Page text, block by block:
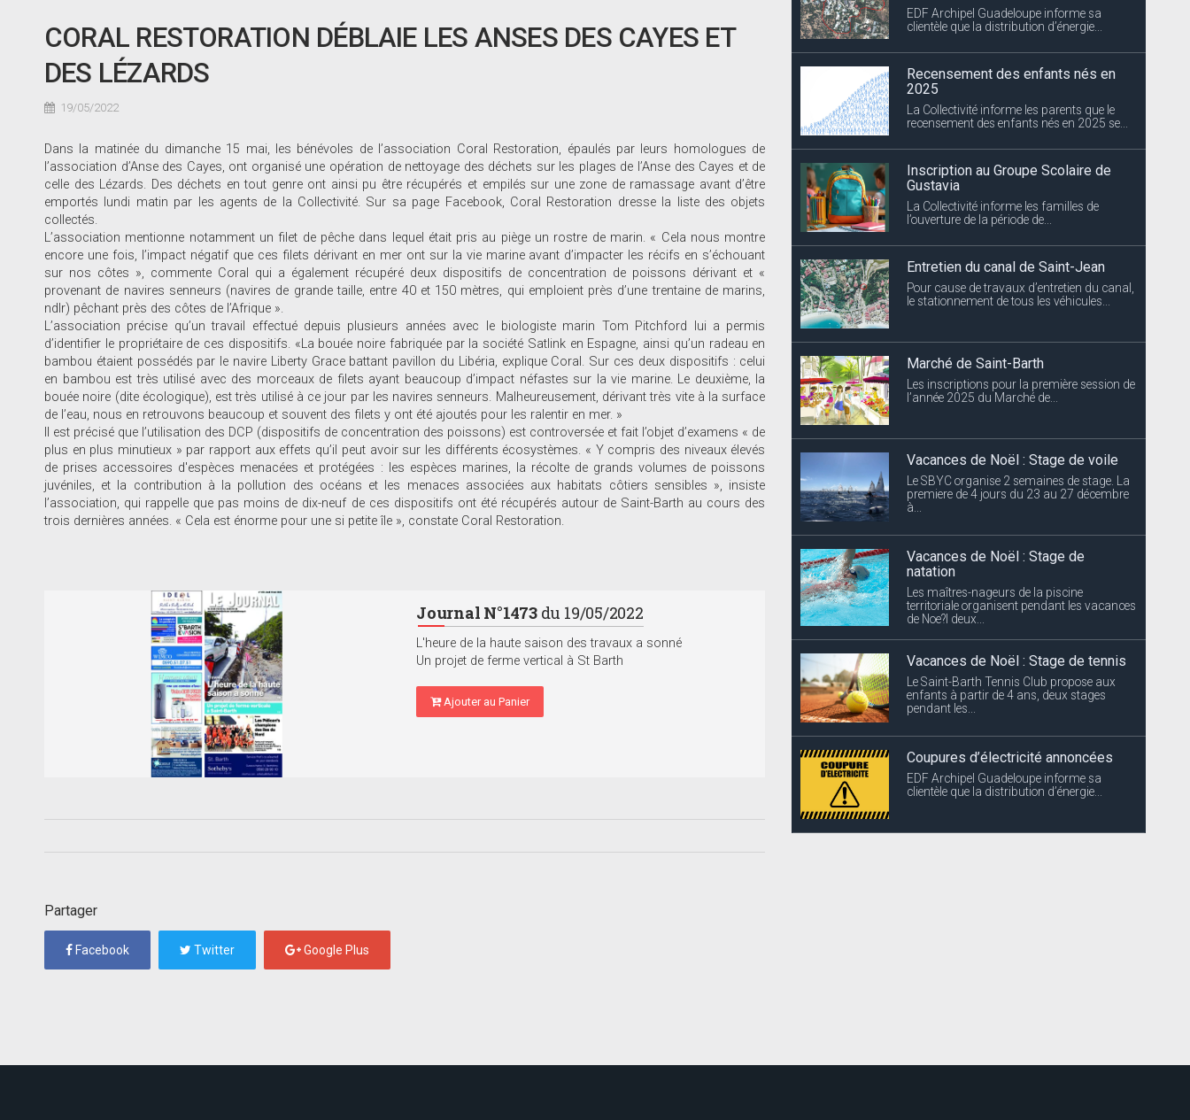
CORAL RESTORATION DÉBLAIE LES ANSES DES CAYES ET
DES LÉZARDS
19/05/2022
Dans la matinée du dimanche 15 mai, les bénévoles de l’association Coral Restoration, épaulés par leurs homologues de
l’association d’Anse des Cayes, ont organisé une opération de nettoyage des déchets sur les plages de l’Anse des Cayes et de
celle des Lézards. Des déchets en tout genre ont ainsi pu être récupérés et empilés sur une zone de ramassage avant d’être
emportés lundi matin par les agents de la Collectivité. Sur sa page Facebook, Coral Restoration dresse la liste des objets
collectés.
L’association mentionne notamment un filet de pêche dans lequel était pris au piège un rostre de marin. « Cela nous montre
encore une fois, l’impact négatif que ces filets dérivant en mer ont sur la vie marine avant d’impacter les récifs en s’échouant
sur nos côtes », commente Coral qui a également récupéré deux dispositifs de concentration de poissons dérivant et «
provenant de navires senneurs (navires de grande taille, entre 40 et 150 mètres, qui emploient près d’une trentaine de marins,
ndlr) pêchant près des côtes de l’Afrique ».
L’association précise qu’un travail effectué depuis plusieurs années avec le biologiste marin Tom Pitchford lui a permis
d’identifier le propriétaire de ces dispositifs. «La bouée noire fabriquée par la société Satlink en Espagne, ainsi qu’un radeau en
bambou étaient possédés par le navire Liberty Grace battant pavillon du Libéria, explique Coral. Sur ces deux dispositifs : celui
en bambou est très utilisé avec des morceaux de filets ayant beaucoup d’impact néfastes sur la vie marine. Le deuxième, la
bouée noire (dite écologique), est très utilisé à ce jour par les navires senneurs. Malheureusement, dérivant très vite à la surface
de l’eau, nous en retrouvons beaucoup et souvent des filets y ont été ajoutés pour les ralentir en mer. »
Il est précisé que l’utilisation des DCP (dispositifs de concentration des poissons) est controversée et fait l’objet d’examens « de
plus en plus minutieux » par rapport aux effets qu’il peut avoir sur les différents écosystèmes. « Y compris des niveaux élevés
de prises accessoires d'espèces menacées et protégées : les espèces marines, la récolte de grands volumes de poissons
juvéniles, et la contribution à la pollution des océans et les menaces associées aux habitats côtiers sensibles », insiste
l’association, qui rappelle que pas moins de dix-neuf de ces dispositifs ont été récupérés autour de Saint-Barth au cours des
trois dernières années. « Cela est énorme pour une si petite île », constate Coral Restoration.
Journal N°1473du 19/05/2022
L'heure de la haute saison des travaux a sonné
Un projet de ferme vertical à St Barth
Ajouter au Panier
Partager
Facebook Twitter Google Plus
EDF Archipel Guadeloupe informe sa
clientèle que la distribution d’énergie...
Recensement des enfants nés en
2025
La Collectivité informe les parents que le
recensement des enfants nés en 2025 se...
Inscription au Groupe Scolaire de
Gustavia
La Collectivité informe les familles de
l’ouverture de la période de...
Entretien du canal de Saint-Jean
Pour cause de travaux d’entretien du canal,
le stationnement de tous les véhicules...
Marché de Saint-Barth
Les inscriptions pour la première session de
l’année 2025 du Marché de...
Vacances de Noël : Stage de voile
Le SBYC organise 2 semaines de stage. La
premiere de 4 jours du 23 au 27 décembre
à...
Vacances de Noël : Stage de
natation
Les maîtres-nageurs de la piscine
territoriale organisent pendant les vacances
de Noe?l deux...
Vacances de Noël : Stage de tennis
Le Saint-Barth Tennis Club propose aux
enfants à partir de 4 ans, deux stages
pendant les...
Coupures d’électricité annoncées
EDF Archipel Guadeloupe informe sa
clientèle que la distribution d’énergie...